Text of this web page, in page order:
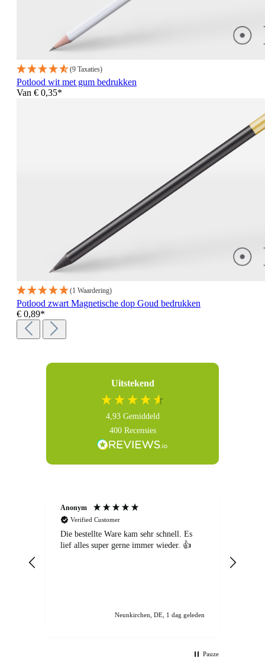
(9 Taxaties)
Potlood wit met gum bedrukken
Van € 0,35*
(1 Waardering)
Potlood zwart Magnetische dop Goud bedrukken
€ 0,89*
Uitstekend
4,93 Gemiddeld
400 Recensies
Anonym
Verified Customer
Die bestellte Ware kam sehr schnell. Es
lief alles super gerne immer wieder. 👍
Neunkirchen, DE, 1 dag geleden
Pauze